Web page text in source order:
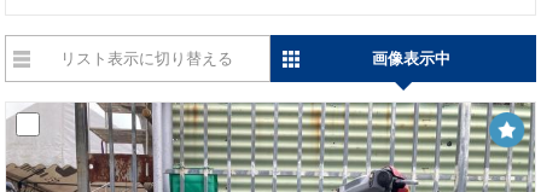
リスト表示に切り替える 画像表示中